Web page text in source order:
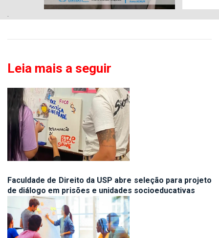
Leia mais a seguir
Faculdade de Direito da USP abre seleção para projeto
de diálogo em prisões e unidades socioeducativas